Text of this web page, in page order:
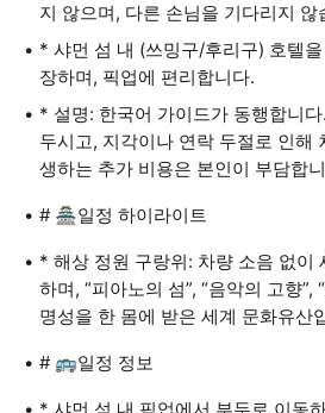
지 않으며, 다른 손님을 기다리지 않
* 샤먼 섬 내 (쓰밍구/후리구) 호텔
장하며, 픽업에 편리합니다.
* 설명: 한국어 가이드가 동행합니
두시고, 지각이나 연락 두절로 인해
생하는 추가 비용은 본인이 부담합
# 🏯일정 하이라이트
* 해상 정원 구랑위: 차량 소음 없이
하며, “피아노의 섬”, “음악의 고향”,
명성을 한 몸에 받은 세계 문화유산
# 🚌일정 정보